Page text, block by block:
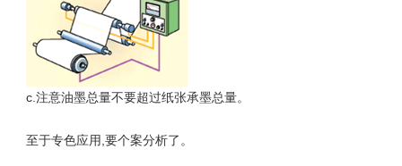
c.注意油墨总量不要超过纸张承墨总量。
至于专色应用,要个案分析了。